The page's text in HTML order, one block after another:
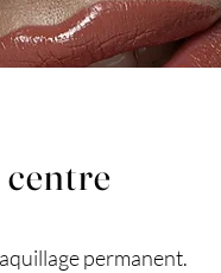
permanent.